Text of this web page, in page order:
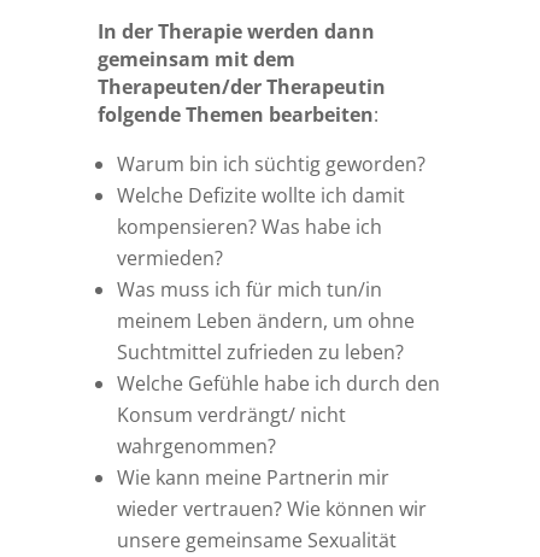
In der Therapie werden dann
gemeinsam mit dem
Therapeuten/der Therapeutin
folgende Themen bearbeiten:
Warum bin ich süchtig geworden?
Welche Defizite wollte ich damit
kompensieren? Was habe ich
vermieden?
Was muss ich für mich tun/in
meinem Leben ändern, um ohne
Suchtmittel zufrieden zu leben?
Welche Gefühle habe ich durch den
Konsum verdrängt/ nicht
wahrgenommen?
Wie kann meine Partnerin mir
wieder vertrauen? Wie können wir
unsere gemeinsame Sexualität